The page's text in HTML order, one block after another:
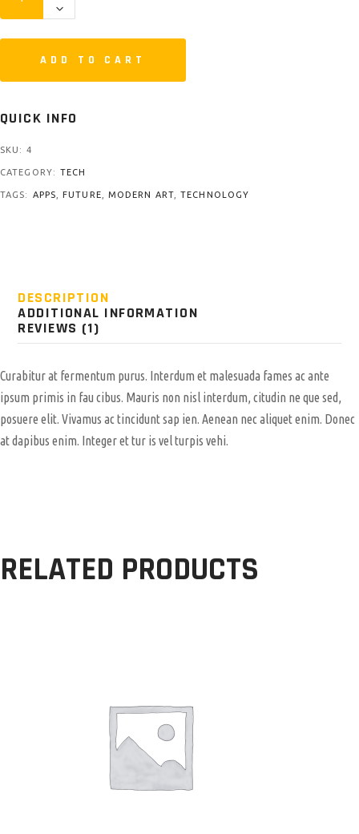
ADD TO CART
QUICK INFO
SKU: 4
CATEGORY: TECH
TAGS: APPS ,FUTURE MODERN ART,TECHNOLOGY
DESCRIPTION
ADDITIONAL INFORMATION
REVIEWS (1)
Curabitur at fermentum purus. Interdum et malesuada fames ac ante
ipsum primis in fau cibus. Mauris non nisl interdum, citudin ne que sed,
posuere elit. Vivamus ac tincidunt sap ien. Aenean nec aliquet enim. Donec
at dapibus enim. Integer et tur is vel turpis vehi.
RELATED PRODUCTS